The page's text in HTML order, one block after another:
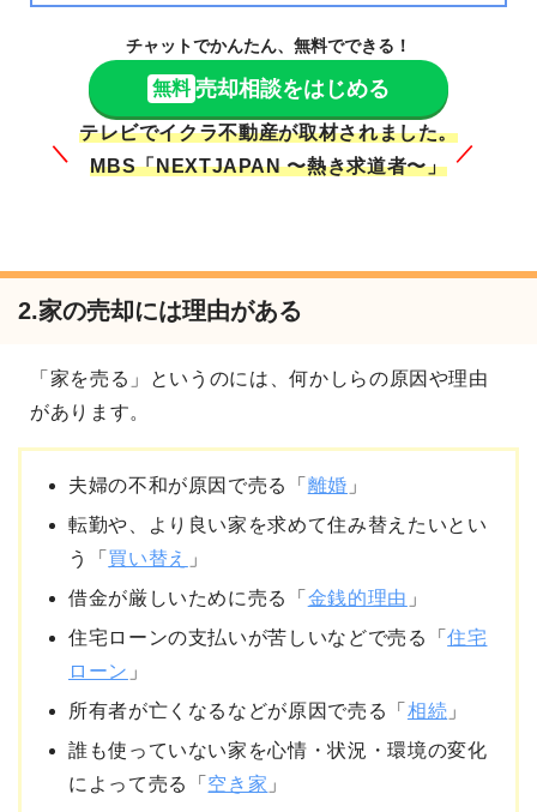
チャットでかんたん、無料でできる！
無料 売却相談をはじめる
＼
テレビでイクラ不動産が取材されました。
MBS「NEXTJAPAN 〜熱き求道者〜」
／
2.家の売却には理由がある
「家を売る」というのには、何かしらの原因や理由
があります。
夫婦の不和が原因で売る「 離婚 」
転勤や、より良い家を求めて住み替えたいとい
う「 買い替え
」
借金が厳しいために売る「 金銭的理由 」
住宅ローンの支払いが苦しいなどで売る「住宅
ローン 」
所有者が亡くなるなどが原因で売る「 相続 」
誰も使っていない家を心情・状況・環境の変化
によって売る「 空き家 」